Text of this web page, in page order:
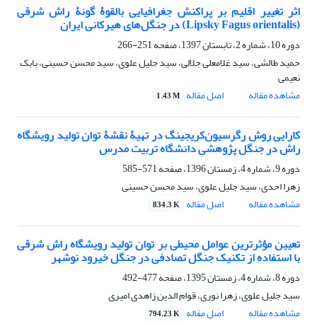
اثر تغییر اقلیم بر پراکنش جغرافیایی بالقوۀ گونۀ راش شرقی
(Lipsky Fagus orientalis) در جنگل‌های هیرکانی ایران
دوره 10، شماره 2، تابستان 1397، صفحه
251-266
حمید طالشی، سید غلامعلی جلالی، سید جلیل علوی، سید محسن حسینی، بابک
نعیمی
مشاهده مقاله
اصل مقاله 1.43 M
کارایی روش رگرسیون‌کریجینگ در تهیۀ نقشۀ توان تولید رویشگاه
راش در جنگل پژوهشی دانشگاه تربیت مدرس
دوره 9، شماره 4، زمستان 1396، صفحه
571-585
زهرا احدی، سید جلیل علوی، سید محسن حسینی
مشاهده مقاله
اصل مقاله 834.3 K
تعیین مؤثرترین عوامل محیطی بر توان تولید رویشگاه راش شرقی
با استفاده از تکنیک جنگل تصادفی در جنگل خیرود نوشهر
دوره 8، شماره 4، زمستان 1395، صفحه
477-492
سید جلیل علوی، زهرا نوری، قوام الدین زاهدی امیری
مشاهده مقاله
اصل مقاله 794.23 K